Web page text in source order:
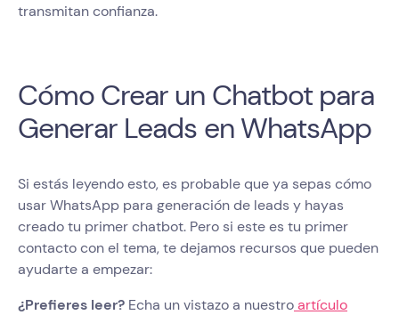
transmitan confianza.
Cómo Crear un Chatbot para
Generar Leads en WhatsApp
Si estás leyendo esto, es probable que ya sepas cómo
usar WhatsApp para generación de leads y hayas
creado tu primer chatbot. Pero si este es tu primer
contacto con el tema, te dejamos recursos que pueden
ayudarte a empezar:
¿Prefieres leer? Echa un vistazo a nuestroartículo